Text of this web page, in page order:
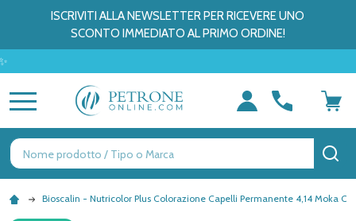
ISCRIVITI ALLA NEWSLETTER PER RICEVERE UNO
SCONTO IMMEDIATO AL PRIMO ORDINE!
Ricerca
Bioscalin - Nutricolor Plus Colorazione Capelli Permanente 4,14 Moka